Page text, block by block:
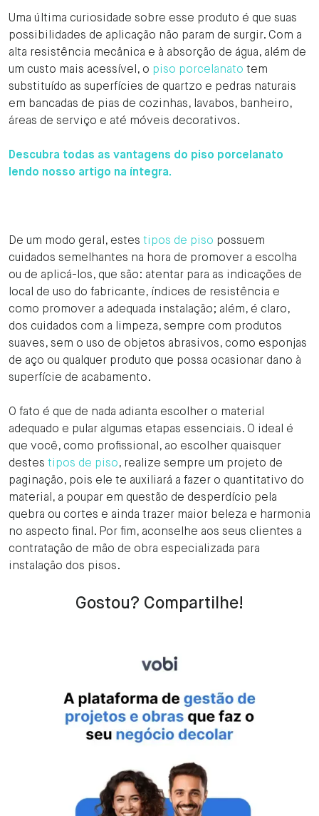
Uma última curiosidade sobre esse produto é que suas
possibilidades de aplicação não param de surgir. Com a
alta resistência mecânica e à absorção de água, além de
um custo mais acessível, o piso porcelanato tem
substituído as superfícies de quartzo e pedras naturais
em bancadas de pias de cozinhas, lavabos, banheiro,
áreas de serviço e até móveis decorativos.
Descubra todas as vantagens do piso porcelanato
lendo nosso artigo na íntegra.
De um modo geral, estes tipos de piso possuem
cuidados semelhantes na hora de promover a escolha
ou de aplicá-los, que são: atentar para as indicações de
local de uso do fabricante, índices de resistência e
como promover a adequada instalação; além, é claro,
dos cuidados com a limpeza, sempre com produtos
suaves, sem o uso de objetos abrasivos, como esponjas
de aço ou qualquer produto que possa ocasionar dano à
superfície de acabamento.
O fato é que de nada adianta escolher o material
adequado e pular algumas etapas essenciais. O ideal é
que você, como profissional, ao escolher quaisquer
destes tipos de piso, realize sempre um projeto de
paginação, pois ele te auxiliará a fazer o quantitativo do
material, a poupar em questão de desperdício pela
quebra ou cortes e ainda trazer maior beleza e harmonia
no aspecto final. Por fim, aconselhe aos seus clientes a
contratação de mão de obra especializada para
instalação dos pisos.
Gostou? Compartilhe!